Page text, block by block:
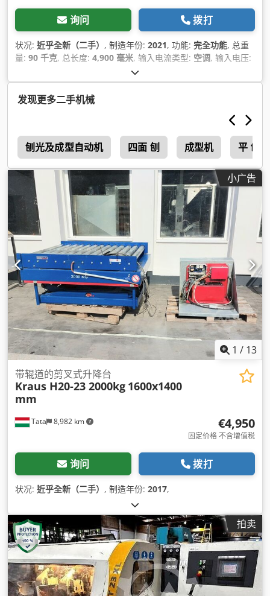
询问 拨打
状况: 近乎全新（二手） , 制造年份: 2021, 功能: 完全功能, 总重
量: 90 千克, 总长度: 4,900 毫米, 输入电流类型: 空调, 输入电压:
, 输入频率:
发现更多二手机械
刨光及成型自动机 四面 刨 成型机 平 刨床
小广告
1 / 13
Tata 8,982 km
带辊道的剪叉式升降台
Kraus H20-23 2000kg 1600x1400
mm
€4,950
固定价格 不含增值税
询问 拨打
状况: 近乎全新（二手） , 制造年份: 2017,
拍卖